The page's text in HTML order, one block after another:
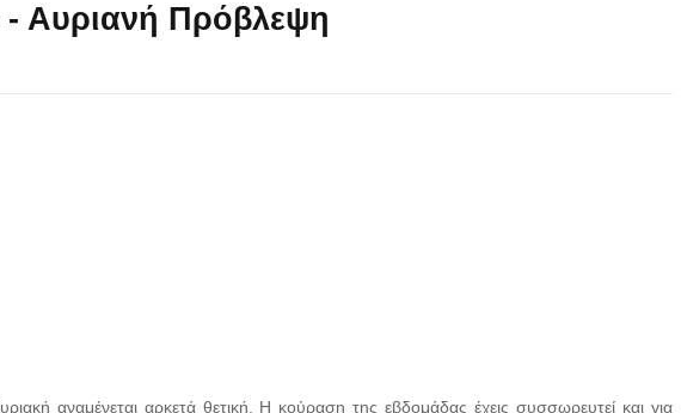
- Αυριανή Πρόβλεψη
αναμένεται αρκετά θετική. Η κούραση της εβδομάδας έχεις συσσωρευτεί και για